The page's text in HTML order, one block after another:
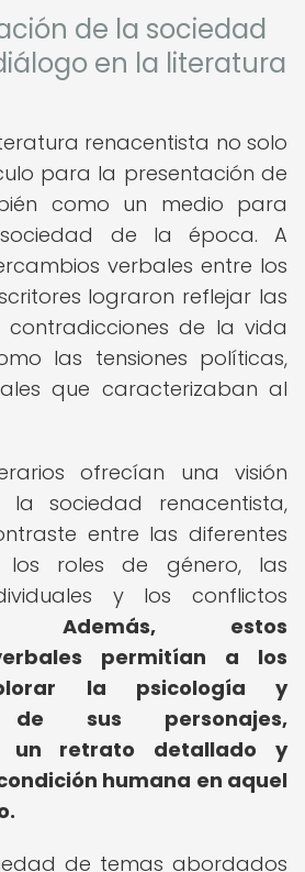
de la sociedad
en la literatura
renacentista no solo
para la presentación de
como un medio para
de la época. A
verbales entre los
lograron reflejar las
contradicciones de la vida
las tensiones políticas,
que caracterizaban al
ofrecían una visión
sociedad renacentista,
entre las diferentes
los roles de género, las
y los conflictos
Además, estos
permitían a los
la psicología y
de sus personajes,
un retrato detallado y
humana en aquel
de temas abordados